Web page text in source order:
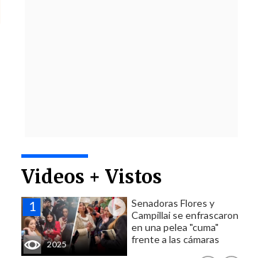
Videos + Vistos
2025
Senadoras Flores y
Campillai se enfrascaron
en una pelea "cuma"
frente a las cámaras